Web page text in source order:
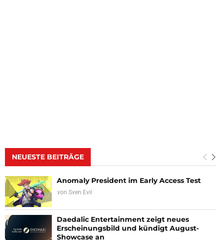
NEUESTE BEITRÄGE
Anomaly President im Early Access Test
von Sven Evil
Daedalic Entertainment zeigt neues
Erscheinungsbild und kündigt August-
Showcase an